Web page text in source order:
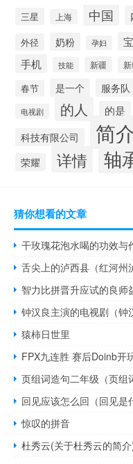
三星 上海 中国
外径 奶粉 孕妇
手机 技能 新疆
春节 是一个 服务队
电视剧 的人 的是
科技有限公司 简
荣耀 详情 轴
猜你想看的文章
舌尖上的泸西县（红河州
钟汉良主演的电视剧（钟
猿柿日世里
页组词造句二年级（页组
回见应该怎么回（回见是
惊叹的拼音
杜秀云(关于杜秀云的简